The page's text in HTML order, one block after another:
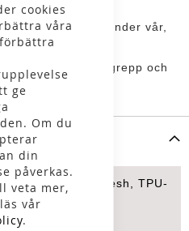
cookies
våra
ge
Om du
din
påverkas.
veta mer,
vår
.
och
underlag under vår,
– med bra grepp och
polyestermesh, TPU-